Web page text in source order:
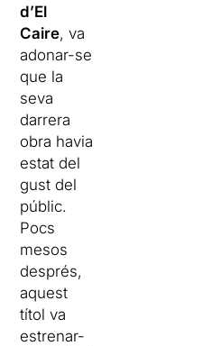
d’El
Caire, va
adonar-se
que la
seva
darrera
obra havia
estat del
gust del
públic.
Pocs
mesos
després,
aquest
títol va
estrenar-